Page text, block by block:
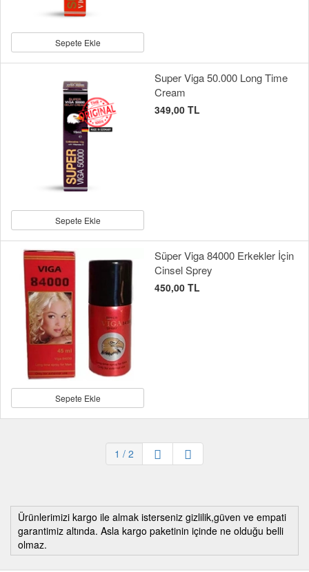
Sepete Ekle
Sepete Ekle
Super Viga 50.000 Long Time
Cream
349,00 TL
Sepete Ekle
Süper Viga 84000 Erkekler İçin
Cinsel Sprey
450,00 TL
1 / 2
Ürünlerimizi kargo ile almak isterseniz gizlilik,güven ve empati
garantimiz altında. Asla kargo paketinin içinde ne olduğu belli
olmaz.